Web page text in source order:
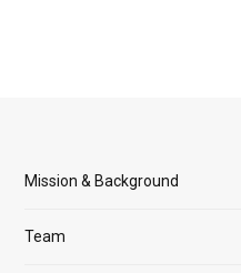
Mission & Background
Team